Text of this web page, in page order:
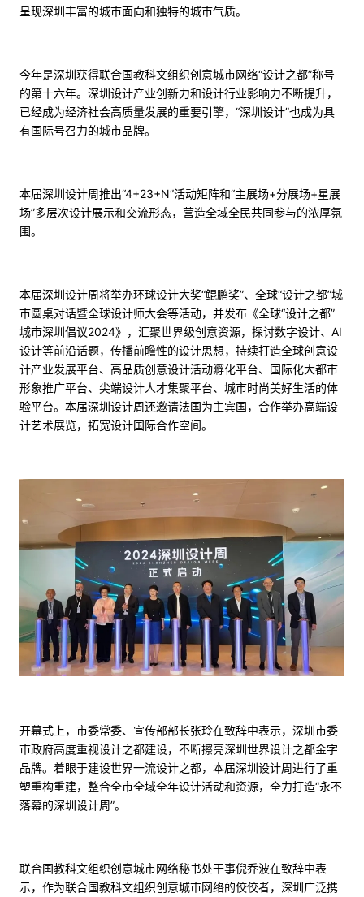
呈现深圳丰富的城市面向和独特的城市气质。
今年是深圳获得联合国教科文组织创意城市网络“设计之都”称号
的第十六年。深圳设计产业创新力和设计行业影响力不断提升，
已经成为经济社会高质量发展的重要引擎，“深圳设计”也成为具
有国际号召力的城市品牌。
本届深圳设计周推出“4+23+N”活动矩阵和“主展场+分展场+星展
场”多层次设计展示和交流形态，营造全域全民共同参与的浓厚氛
围。
本届深圳设计周将举办环球设计大奖“鲲鹏奖”、全球“设计之都”城
市圆桌对话暨全球设计师大会等活动，并发布《全球“设计之都”
城市深圳倡议2024》，汇聚世界级创意资源，探讨数字设计、AI
设计等前沿话题，传播前瞻性的设计思想，持续打造全球创意设
计产业发展平台、高品质创意设计活动孵化平台、国际化大都市
形象推广平台、尖端设计人才集聚平台、城市时尚美好生活的体
验平台。本届深圳设计周还邀请法国为主宾国，合作举办高端设
计艺术展览，拓宽设计国际合作空间。
开幕式上，市委常委、宣传部部长张玲在致辞中表示，深圳市委
市政府高度重视设计之都建设，不断擦亮深圳世界设计之都金字
品牌。着眼于建设世界一流设计之都，本届深圳设计周进行了重
塑重构重建，整合全市全域全年设计活动和资源，全力打造“永不
落幕的深圳设计周”。
联合国教科文组织创意城市网络秘书处干事倪乔波在致辞中表
示，作为联合国教科文组织创意城市网络的佼佼者，深圳广泛携